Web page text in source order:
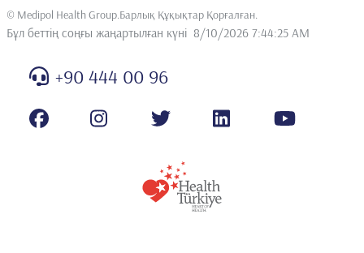
© Medipol Health Group.Барлық Құқықтар Қорғалған
Бұл беттің соңғы жаңартылған күні 8/10/2026 7:44:25 AM
+90 444 00 96